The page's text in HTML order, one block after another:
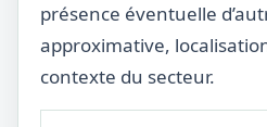
présence éventuelle
approximative,
contexte du secteur.